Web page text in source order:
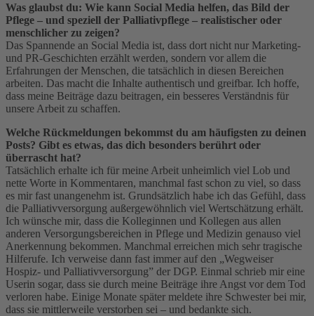
Was glaubst du: Wie kann Social Media helfen, das Bild der
Pflege – und speziell der Palliativpflege – realistischer oder
menschlicher zu zeigen?
Das Spannende an Social Media ist, dass dort nicht nur Marketing-
und PR-Geschichten erzählt werden, sondern vor allem die
Erfahrungen der Menschen, die tatsächlich in diesen Bereichen
arbeiten. Das macht die Inhalte authentisch und greifbar. Ich hoffe,
dass meine Beiträge dazu beitragen, ein besseres Verständnis für
unsere Arbeit zu schaffen.
Welche Rückmeldungen bekommst du am häufigsten zu deinen
Posts? Gibt es etwas, das dich besonders berührt oder
überrascht hat?
Tatsächlich erhalte ich für meine Arbeit unheimlich viel Lob und
nette Worte in Kommentaren, manchmal fast schon zu viel, so dass
es mir fast unangenehm ist. Grundsätzlich habe ich das Gefühl, dass
die Palliativversorgung außergewöhnlich viel Wertschätzung erhält.
Ich wünsche mir, dass die Kolleginnen und Kollegen aus allen
anderen Versorgungsbereichen in Pflege und Medizin genauso viel
Anerkennung bekommen. Manchmal erreichen mich sehr tragische
Hilferufe. Ich verweise dann fast immer auf den „Wegweiser
Hospiz- und Palliativversorgung” der DGP. Einmal schrieb mir eine
Userin sogar, dass sie durch meine Beiträge ihre Angst vor dem Tod
verloren habe. Einige Monate später meldete ihre Schwester bei mir,
dass sie mittlerweile verstorben sei – und bedankte sich.